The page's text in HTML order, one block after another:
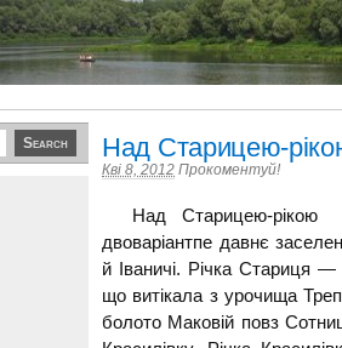
Над Старицею-
Кві 8, 2012 Прокоментуй!
Над Старицею-рікою
двоваріантпе давнє
й Іваничі. Річка Стариця
що витікала з урочища
болото Маковій повз